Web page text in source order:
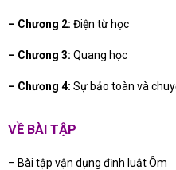
– Chương 2: Điện từ học
– Chương 3: Quang học
– Chương 4: Sự bảo toàn và
VỀ BÀI TẬP
– Bài tập vận dụng định luật Ôm